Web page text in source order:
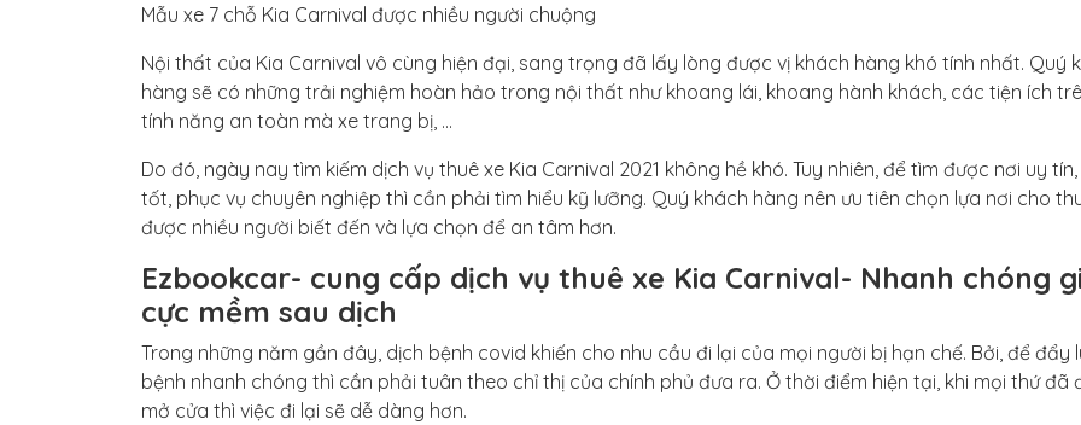
Mẫu xe 7 chỗ Kia Carnival được nhiều người chuộng
Nội thất của Kia Carnival vô cùng hiện đại, sang trọng đã lấy lòng được vị khách hàng khó tính nhất. Quý
hàng sẽ có những trải nghiệm hoàn hảo trong nội thất như khoang lái, khoang hành khách, các tiện ích
tính năng an toàn mà xe trang bị, …
Do đó, ngày nay tìm kiếm dịch vụ thuê xe Kia Carnival 2021 không hề khó. Tuy nhiên, để tìm được nơi uy
tốt, phục vụ chuyên nghiệp thì cần phải tìm hiểu kỹ lưỡng. Quý khách hàng nên ưu tiên chọn lựa nơi cho
được nhiều người biết đến và lựa chọn để an tâm hơn.
Ezbookcar- cung cấp dịch vụ thuê xe Kia Carnival- Nhanh chóng
cực mềm sau dịch
Trong những năm gần đây, dịch bệnh covid khiến cho nhu cầu đi lại của mọi người bị hạn chế. Bởi, để đẩy
bệnh nhanh chóng thì cần phải tuân theo chỉ thị của chính phủ đưa ra. Ở thời điểm hiện tại, khi mọi thứ đã
mở cửa thì việc đi lại sẽ dễ dàng hơn.